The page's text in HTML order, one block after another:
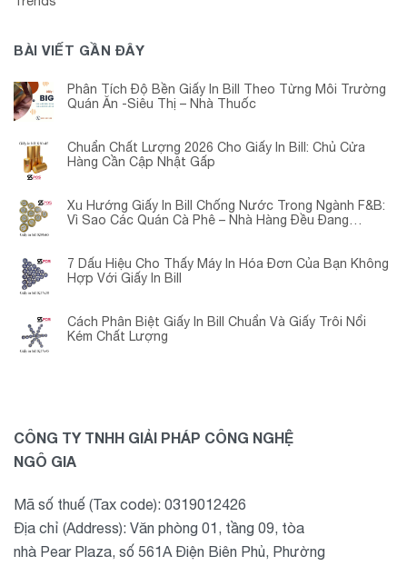
BÀI VIẾT GẦN ĐÂY
Phân Tích Độ Bền Giấy In Bill Theo Từng Môi Trường
Quán Ăn -Siêu Thị – Nhà Thuốc
Chuẩn Chất Lượng 2026 Cho Giấy In Bill: Chủ Cửa
Hàng Cần Cập Nhật Gấp
Xu Hướng Giấy In Bill Chống Nước Trong Ngành F&B:
Vì Sao Các Quán Cà Phê – Nhà Hàng Đều Đang
7 Dấu Hiệu Cho Thấy Máy In Hóa Đơn Của Bạn Không
Hợp Với Giấy In Bill
Cách Phân Biệt Giấy In Bill Chuẩn Và Giấy Trôi Nổi
Kém Chất Lượng
CÔNG TY TNHH GIẢI PHÁP CÔNG NGHỆ
NGÔ GIA
Mã số thuế (Tax code): 0319012426
Địa chỉ (Address): Văn phòng 01, tầng 09, tòa
nhà Pear Plaza, số 561A Điện Biên Phủ, Phường